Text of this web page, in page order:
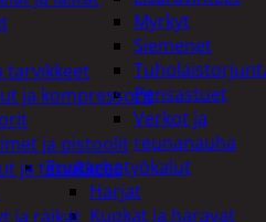
Myrkyt
Siemenet
Pensastuet
Verkot ja
reunanauha
Puutarhatyökalut
Harjat
Kuokat ja haravat
tarvikkeet
ja kompressorit
ja pistoolit
ja tarvikkeet
ja räikät